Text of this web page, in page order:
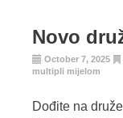
Novo
October 7, 2025
multipli mijelom
Dođite na